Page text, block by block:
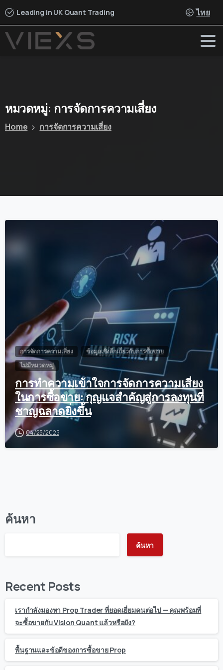
Leading in UK Quant Trading ไทย
หมวดหมู่: การจัดการความเสี่ยง
Home การจัดการความเสี่ยง
0
การจัดการความเสี่ยง
ข้อมูลเชิงลึกเกี่ยวกับการซื้อขาย
ไม่มีหมวดหมู่
การทำความเข้าใจการจัดการความเสี่ยง
ในการซื้อขาย: กุญแจสำคัญสู่การลงทุนที่
ชาญฉลาดยิ่งขึ้น
04/25/2025
ค้นหา
ค้นหา
Recent Posts
เรากำลังมองหา Prop Trader ที่ยอดเยี่ยมคนต่อไป — คุณพร้อมที่
จะซื้อขายกับ Vision Quant แล้วหรือยัง?
พื้นฐานและข้อดีของการซื้อขาย Prop